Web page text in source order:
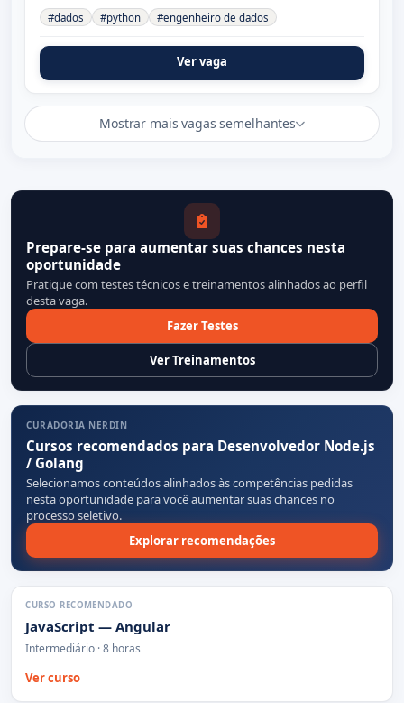
#dados #python #engenheiro de dados
Ver vaga
Mostrar mais vagas semelhantes
Prepare-se para aumentar suas chances nesta
oportunidade
Pratique com testes técnicos e treinamentos alinhados ao perfil
desta vaga.
Fazer Testes
Ver Treinamentos
CURADORIA NERDIN
Cursos recomendados para Desenvolvedor Node.js
/ Golang
Selecionamos conteúdos alinhados às competências pedidas
nesta oportunidade para você aumentar suas chances no
processo seletivo.
Explorar recomendações
CURSO RECOMENDADO
JavaScript — Angular
Intermediário · 8 horas
Ver curso